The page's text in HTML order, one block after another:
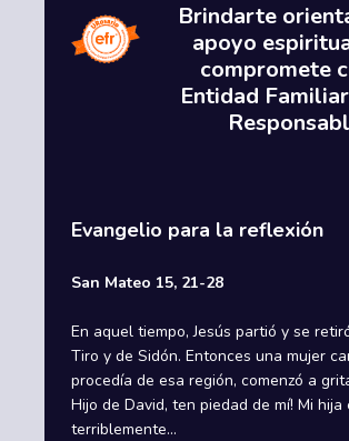
Brindarte
apoyo
compromete
Entidad
Evangelio para la reflexión
San Mateo 15, 21-28
En aquel tiempo, Jesús partió y se
Tiro y de Sidón. Entonces una mujer
procedía de esa región, comenzó a
Hijo de David, ten piedad de mí! Mi hija
terriblemente...